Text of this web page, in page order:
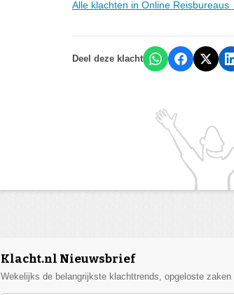
Alle klachten in Online Reisbureaus
Deel deze klacht
Klacht.nl Nieuwsbrief
Wekelijks de belangrijkste klachttrends, opgeloste